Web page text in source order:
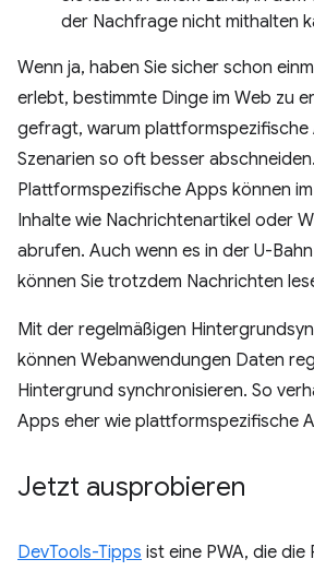
der Nachfrage nicht mithalten
Wenn ja, haben Sie sicher schon
erlebt, bestimmte Dinge im Web zu
gefragt, warum plattformspezifische
Szenarien so oft besser abschneiden.
Plattformspezifische Apps können
Inhalte wie Nachrichtenartikel oder
abrufen. Auch wenn es in der U-
können Sie trotzdem Nachrichten
Mit der regelmäßigen
können Webanwendungen Daten
Hintergrund synchronisieren. So
Apps eher wie plattformspezifische
Jetzt ausprobieren
DevTools-Tipps ist eine PWA, die die